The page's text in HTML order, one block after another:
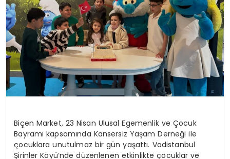
Biçen Market, 23 Nisan Ulusal Egemenlik ve Çocuk
Bayramı kapsamında Kansersiz Yaşam Derneği ile
çocuklara unutulmaz bir gün yaşattı. Vadistanbul
Şirinler Köyü’nde düzenlenen etkinlikte çocuklar ve